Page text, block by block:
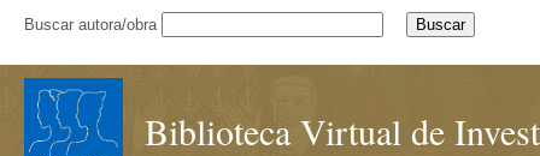
Buscar autora/obra
Biblioteca Virtual de